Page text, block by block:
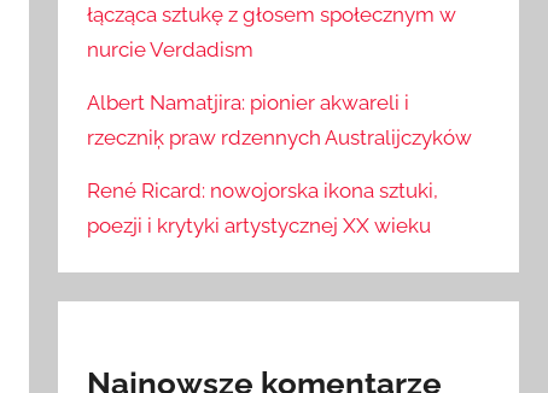
łącząca sztukę z głosem społecznym w
nurcie Verdadism
Albert Namatjira: pionier akwareli i
rzeczniķ praw rdzennych Australijczyków
René Ricard: nowojorska ikona sztuki,
poezji i krytyki artystycznej XX wieku
Najnowsze komentarze